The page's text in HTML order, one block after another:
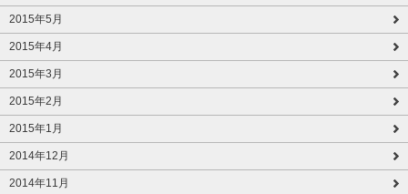
2015年5月
2015年4月
2015年3月
2015年2月
2015年1月
2014年12月
2014年11月